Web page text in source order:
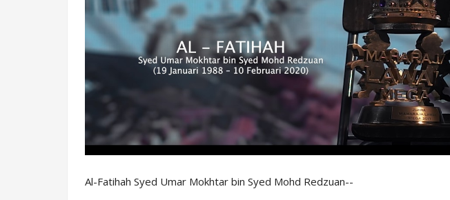
Al-Fatihah Syed Umar Mokhtar bin Syed Mohd Redzuan--